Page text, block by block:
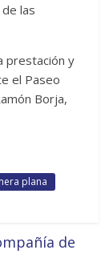
las
prestación y
el Paseo
Borja,
plana
de